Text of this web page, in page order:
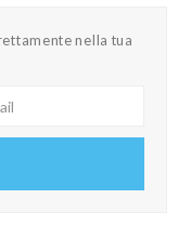
nella tua